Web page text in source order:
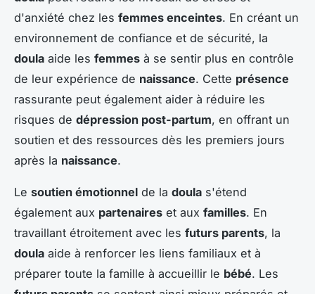
d'anxiété chez les femmes enceintes. En créant un
environnement de confiance et de sécurité, la
doula aide les femmes à se sentir plus en contrôle
de leur expérience de naissance. Cette présence
rassurante peut également aider à réduire les
risques de dépression post-partum, en offrant un
soutien et des ressources dès les premiers jours
après la naissance.
Le soutien émotionnel de la doula s'étend
également aux partenaires et aux familles. En
travaillant étroitement avec les futurs parents, la
doula aide à renforcer les liens familiaux et à
préparer toute la famille à accueillir le bébé. Les